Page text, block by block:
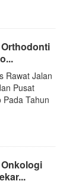
Rawat Jalan
Pusat
Pada Tahun